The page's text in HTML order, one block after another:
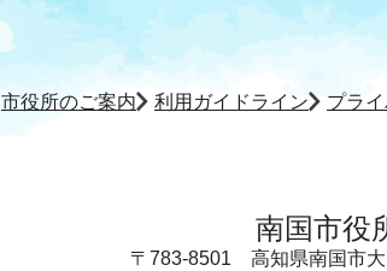
市役所のご案内 利用ガイドライン プラ
南国市役
〒783-8501 高知県南国市